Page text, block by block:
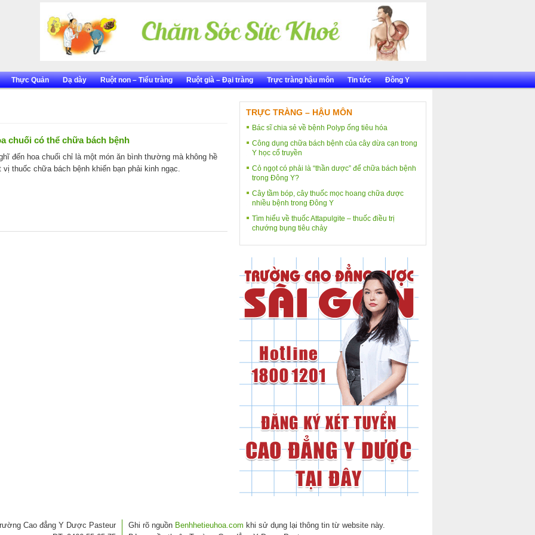
Thực Quản Dạ dày Ruột non – Tiểu tràng Ruột già – Đại tràng Trực tràng hậu môn Tin tức Đông Y
chuối có thể chữa bách bệnh
đến hoa chuối chỉ là một món ăn bình thường mà không hề
vị thuốc chữa bách bệnh khiến bạn phải kinh ngạc.
TRỰC TRÀNG – HẬU MÔN
Bác sĩ chia sẻ về bệnh Polyp ống tiêu hóa
Công dụng chữa bách bệnh của cây dừa cạn trong
Y học cổ truyền
Cỏ ngọt có phải là “thần dược” để chữa bách bệnh
trong Đông Y?
Cây tầm bóp, cây thuốc mọc hoang chữa được
nhiều bệnh trong Đông Y
Tìm hiểu về thuốc Attapulgite – thuốc điều trị
chướng bụng tiêu chảy
Cao đẳng Y Dược Pasteur
Ghi rõ nguồn Benhhetieuhoa.com khi sử dụng lại thông tin từ website này.